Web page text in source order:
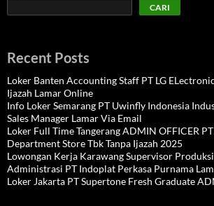
CARI
Recent Posts
Loker Banten Accounting Staff PT LG
Ijazah Lamar Online
Info Loker Semarang PT Uwinfly Indonesia
Sales Manager Lamar Via Email
Loker Full Time Tangerang ADMIN OFFICER
Department Store Tbk Tanpa Ijazah 2025
Lowongan Kerja Karawang Supervisor
Administrasi PT Indoplat Perkasa Purnama
Loker Jakarta PT Supertone Fresh Graduate